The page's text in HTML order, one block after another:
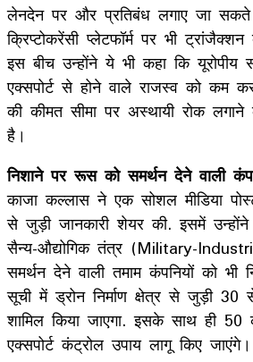
लेनदेन पर और प्रतिबंध लगाए जा
क्रिप्टोकरेंसी प्लेटफॉर्म पर भी
इस बीच उन्होंने ये भी कहा कि यूरोपीय
एक्सपोर्ट से होने वाले राजस्व को कम
की कीमत सीमा पर अस्थायी रोक
है।
निशाने पर रूस को समर्थन देने वाली
काजा कल्लास ने एक सोशल मीडिया
से जुड़ी जानकारी शेयर की. इसमें
सैन्य-औद्योगिक तंत्र (Military-
समर्थन देने वाली तमाम कंपनियों को भी
सूची में ड्रोन निर्माण क्षेत्र से जुड़ी
शामिल किया जाएगा. इसके साथ ही 50
एक्सपोर्ट कंट्रोल उपाय लागू किए जाएंगे।